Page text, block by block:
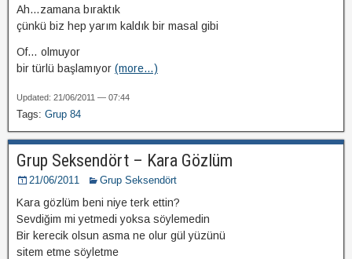
Ah…zamana bıraktık
çünkü biz hep yarım kaldık bir masal gibi
Of… olmuyor
bir türlü başlamıyor (more…)
Updated: 21/06/2011 — 07:44
Tags: Grup 84
Grup Seksendört – Kara Gözlüm
21/06/2011 Grup Seksendört
Kara gözlüm beni niye terk ettin?
Sevdiğim mi yetmedi yoksa söylemedin
Bir kerecik olsun asma ne olur gül yüzünü
sitem etme söyletme